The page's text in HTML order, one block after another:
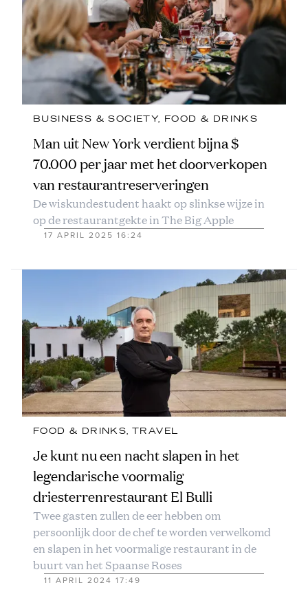
BUSINESS & SOCIETY, FOOD & DRINKS
Man uit New York verdient bijna $
70.000 per jaar met het doorverkopen
van restaurantreserveringen
De wiskundestudent haakt op slinkse wijze in
op de restaurantgekte in The Big Apple
17 APRIL 2025 16:24
FOOD & DRINKS , TRAVEL
Je kunt nu een nacht slapen in het
legendarische voormalig
driesterrenrestaurant El Bulli
Twee gasten zullen de eer hebben om
persoonlijk door de chef te worden verwelkomd
en slapen in het voormalige restaurant in de
buurt van het Spaanse Roses
11 APRIL 2024 17:49